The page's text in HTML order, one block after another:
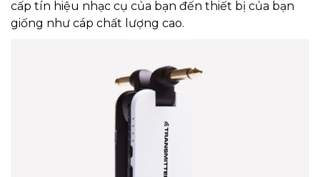
cấp tín hiệu nhạc cụ của bạn đến thiết bị của bạn
giống như cáp chất lượng cao.